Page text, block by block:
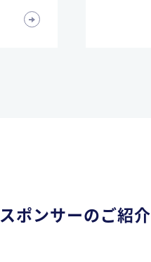
スポンサーのご紹介